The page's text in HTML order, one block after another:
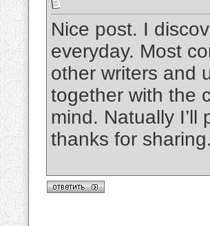
Nice post. I
everyday. Most
other writers and
together with the
mind. Natually
thanks for sharing.